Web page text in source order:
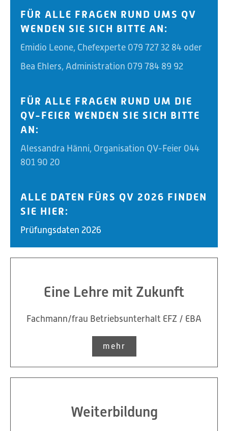
FÜR ALLE FRAGEN RUND UMS QV
WENDEN SIE SICH BITTE AN:
Emidio Leone, Chefexperte 079 727 32 84 oder
Bea Ehlers, Administration 079 784 89 92
FÜR ALLE FRAGEN RUND UM DIE
QV-FEIER WENDEN SIE SICH BITTE
AN:
Alessandra Hänni, Organisation QV-Feier 044
801 90 20
ALLE DATEN FÜRS QV 2026 FINDEN
SIE HIER:
Prüfungsdaten 2026
Eine Lehre mit Zukunft
Fachmann/frau Betriebsunterhalt EFZ / EBA
mehr
Weiterbildung